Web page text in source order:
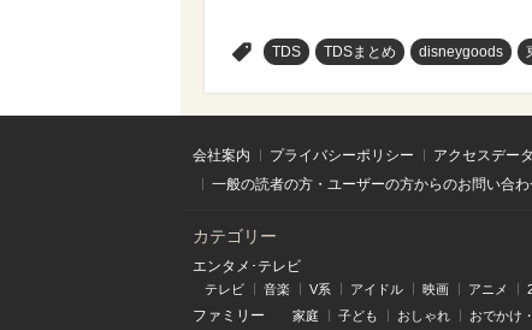
TDS TDSまとめ disneygoods
会社案内 プライバシーポリシー アクセスデー
一般の読者の方・ユーザーの方からのお問い合
カテゴリー
エンタメ･テレビ
テレビ 音楽 V系 アイドル 映画 アニメ
ファミリー 家庭 子ども おしゃれ おでかけ